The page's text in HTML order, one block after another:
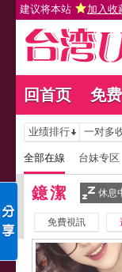
建议将本站 加入收
回首页 免
业绩排行 一对多
全部在線 台妹专区
鐿潔 休息
免費視訊